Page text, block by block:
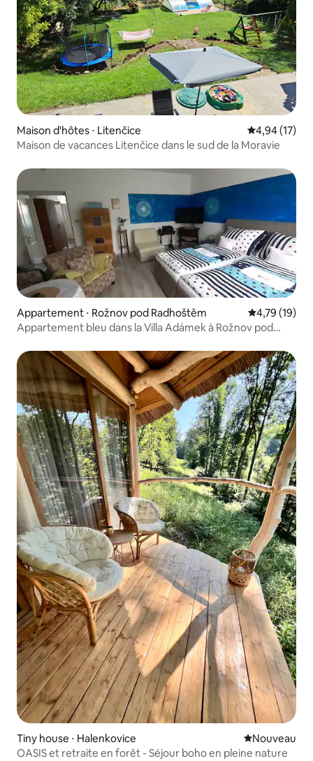
Maison d'hôtes ⋅ Litenčice Évaluation
4,94 (17)
Maison de vacances Litenčice dans le sud de la Moravie
Appartement ⋅ Rožnov pod Radhoštěm Évaluation
4,79 (19)
Appartement bleu dans la Villa Adámek à Rožnov pod
Tiny house ⋅ Halenkovice Nouvel
Nouveau
OASIS et retraite en forêt - Séjour boho en pleine nature